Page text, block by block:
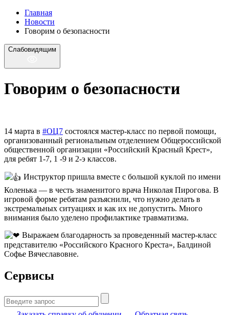
Главная
Новости
Говорим о безопасности
Слабовидящим
Говорим о безопасности
14 марта в #ОЦ7 состоялся мастер-класс по первой помощи,
организованный региональным отделением Общероссийской
общественной организации «Российский Красный Крест»,
для ребят 1-7, 1 -9 и 2-э классов.
Инструктор пришла вместе с большой куклой по имени
Коленька — в честь знаменитого врача Николая Пирогова. В
игровой форме ребятам разъяснили, что нужно делать в
экстремальных ситуациях и как их не допустить. Много
внимания было уделено профилактике травматизма.
Выражаем благодарность за проведенный мастер-класс
представителю «Российского Красного Креста», Балдиной
Софье Вячеславовне.
Сервисы
Найти: